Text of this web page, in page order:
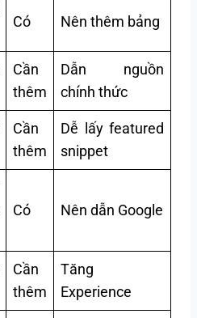
Có Nên thêm bảng
Cần
thêm
Dẫn nguồn
chính thức
Cần
thêm
Dễ lấy featured
snippet
Có Nên dẫn Google
Cần
thêm
Tăng
Experience